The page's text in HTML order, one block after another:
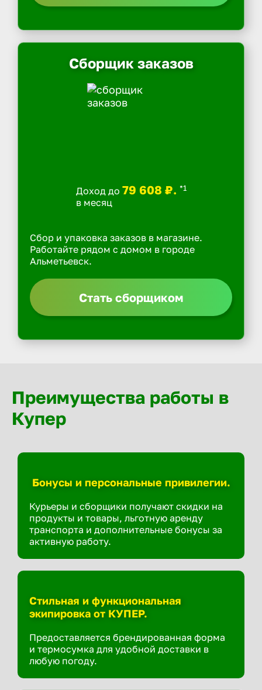
Сборщик заказов
Доход до 79 608 ₽. *1
в месяц
Сбор и упаковка заказов в магазине.
Работайте рядом с домом в городе
Альметьевск.
Стать сборщиком
Преимущества работы в
Купер
Бонусы и персональные привилегии.
Курьеры и сборщики получают скидки на
продукты и товары, льготную аренду
транспорта и дополнительные бонусы за
активную работу.
Стильная и функциональная
экипировка от КУПЕР.
Предоставляется брендированная форма
и термосумка для удобной доставки в
любую погоду.